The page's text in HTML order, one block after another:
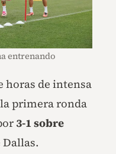
entrenando
de intensa
primera ronda
3-1 sobre
Dallas.